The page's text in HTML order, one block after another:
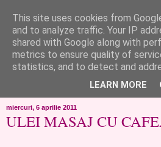
like ?...or not!
..de toate!!!!!..alandala...cum imi trec
chef..incercate pe pielea mea..
miercuri, 6 aprilie 2011
ULEI MASAJ CU
This site uses cookies from
and to analyze traffic. Your IP
shared with Google along with
metrics to ensure quality of
statistics, and to detect and
LEARN MORE